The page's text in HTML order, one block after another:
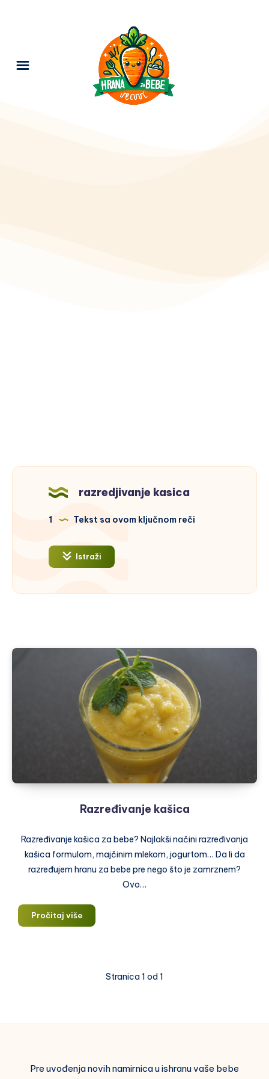
razredjivanje kasica
1 Tekst sa ovom ključnom reči
Istraži
Razređivanje kašica
Razređivanje kašica za bebe? Najlakši načini razređivanja
kašica formulom, majčinim mlekom, jogurtom… Da li da
razređujem hranu za bebe pre nego što je zamrznem?
Ovo…
Pročitaj višeRazređivanje
kašica
Stranica 1 od 1
Pre uvođenja novih namirnica u ishranu vaše bebe